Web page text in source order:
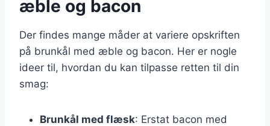
æble og bacon
Der findes mange måder at variere opskriften
på brunkål med æble og bacon. Her er nogle
ideer til, hvordan du kan tilpasse retten til din
smag:
Brunkål med flæsk: Erstat bacon med